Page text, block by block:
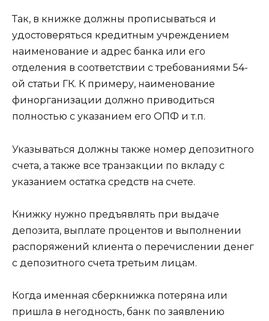
Так, в книжке должны прописываться и
удостоверяться кредитным учреждением
наименование и адрес банка или его
отделения в соответствии с требованиями 54-
ой статьи ГК. К примеру, наименование
финорганизации должно приводиться
полностью с указанием его ОПФ и т.п.
Указываться должны также номер депозитного
счета, а также все транзакции по вкладу с
указанием остатка средств на счете.
Книжку нужно предъявлять при выдаче
депозита, выплате процентов и выполнении
распоряжений клиента о перечислении денег
с депозитного счета третьим лицам.
Когда именная сберкнижка потеряна или
пришла в негодность, банк по заявлению